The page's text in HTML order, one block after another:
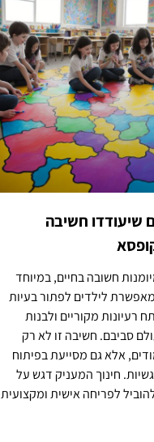
שיעודדו חשיבה
חשובה בחיים, במיוחד
לילדים לפתור בעיות
רעיונות מקוריים ולבנות
סביבם. חשיבה זו לא רק
אלא גם מסייעת בפיתוח
חינוך המעניק דגש על
לפריחה אישית ומקצועית